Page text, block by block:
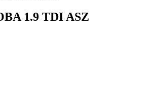
1.9 TDI ASZ